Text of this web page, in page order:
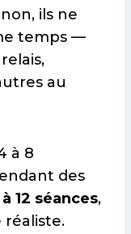
ils ne
temps —
au
à 8
des
12 séances,
réaliste.